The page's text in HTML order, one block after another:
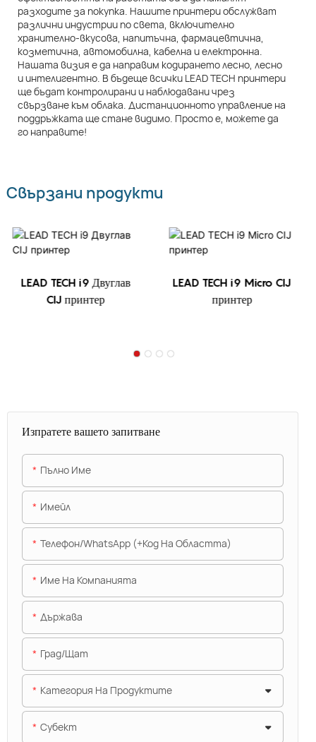
разходите за покупка. Нашите принтери обслужват
различни индустрии по света, включително
хранително-вкусова, напитъчна, фармацевтична,
козметична, автомобилна, кабелна и електронна.
Нашата визия е да направим кодирането лесно, лесно
и интелигентно. В бъдеще всички LEAD TECH принтери
ще бъдат контролирани и наблюдавани чрез
свързване към облака. Дистанционното управление на
поддръжката ще стане видимо. Просто е, можете да
го направите!
Свързани продукти
LEAD TECH i9 Двуглав
CIJ принтер
LEAD TECH i9 Micro CIJ
принтер
Изпратете вашето запитване
Пълно Име
Имейл
Телефон/WhatsApp (+Код На Областта)
Име На Компанията
Държава
Град/щат
Категория На Продуктите
Субект